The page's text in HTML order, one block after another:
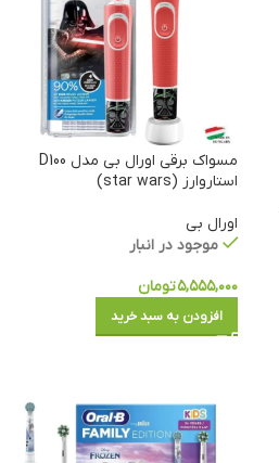
مسواک برقی اورال بی مدل D100
استاروارز (star wars)
اورال بی
موجود در انبار
۵,۵۵۵,۰۰۰تومان
افزودن به سبد خرید